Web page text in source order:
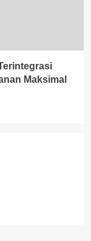
Maksimal